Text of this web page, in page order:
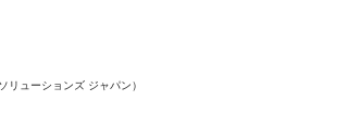
リューションズ ジャパン）